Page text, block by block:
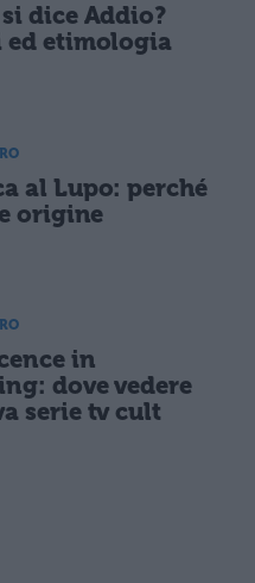
dice Addio?
etimologia
al Lupo: perché
origine
in
dove vedere
serie tv cult